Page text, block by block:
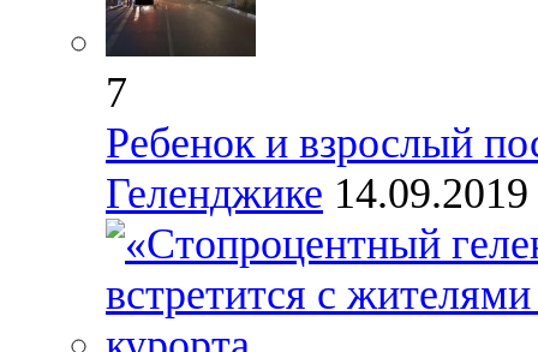
7
Ребенок и взрослый
Геленджике 14.09.2019